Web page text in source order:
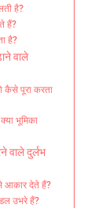
है?
हैं?
है?
वाले
कैसे पूरा करता
भूमिका
वाले दुर्लभ
आकार देते हैं?
उभरे हैं?